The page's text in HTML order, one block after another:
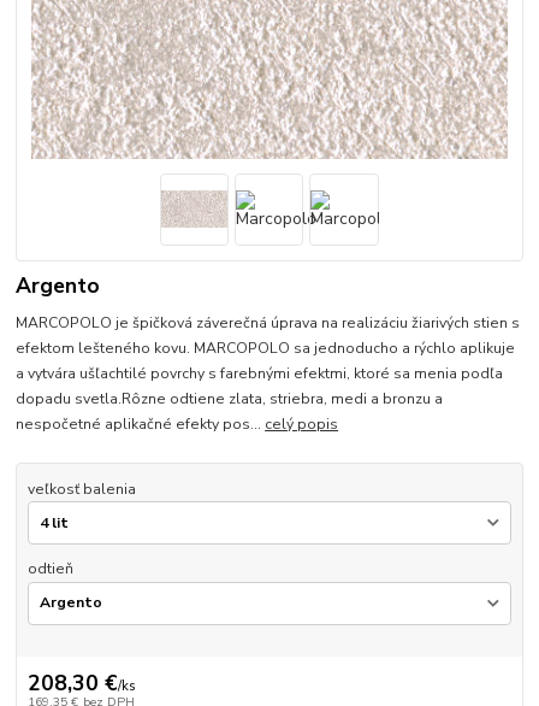
Argento
MARCOPOLO je špičková záverečná úprava na realizáciu žiarivých stien s
efektom lešteného kovu. MARCOPOLO sa jednoducho a rýchlo aplikuje
a vytvára ušľachtilé povrchy s farebnými efektmi, ktoré sa menia podľa
dopadu svetla.Rôzne odtiene zlata, striebra, medi a bronzu a
nespočetné aplikačné efekty pos... celý popis
veľkosť balenia
odtieň
208,30 €/ks
169,35 € bez DPH